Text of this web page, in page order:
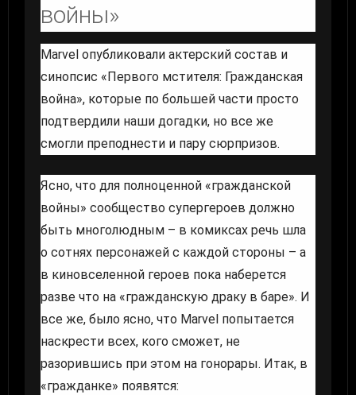
войны»
Marvel опубликовали актерский состав и
синопсис «Первого мстителя: Гражданская
война», которые по большей части просто
подтвердили наши догадки, но все же
смогли преподнести и пару сюрпризов.
Ясно, что для полноценной «гражданской
войны» сообщество супергероев должно
быть многолюдным – в комиксах речь шла
о сотнях персонажей с каждой стороны – а
в киновселенной героев пока наберется
разве что на «гражданскую драку в баре». И
все же, было ясно, что Marvel попытается
наскрести всех, кого сможет, не
разорившись при этом на гонорары. Итак, в
«гражданке» появятся: